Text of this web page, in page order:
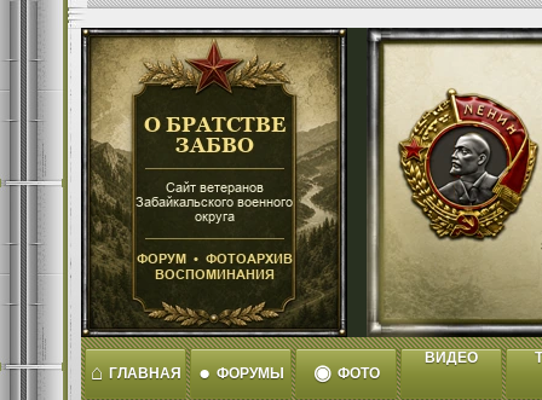
⌂ ГЛАВНАЯ ● ФОРУМЫ ◉ ФОТО
ВИДЕО